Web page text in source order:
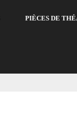
PIÈCES DE